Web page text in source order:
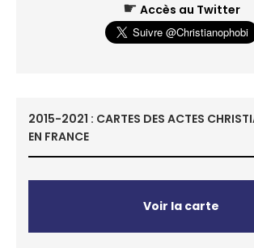
☛ Accès au Twitter
2015-2021 : CARTES DES ACTES
EN FRANCE
Voir la carte